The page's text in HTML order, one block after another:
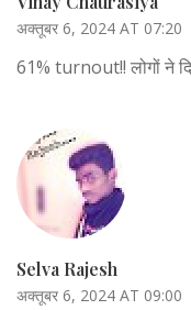
अक्तूबर 6, 2024 AT 07:20
61% turnout!! लोगों ने
Selva Rajesh
अक्तूबर 6, 2024 AT 09:00